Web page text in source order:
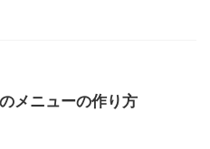
メニューの作り方